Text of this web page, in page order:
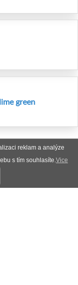
reklam a analýze
s tím souhlasíte.Vice
green